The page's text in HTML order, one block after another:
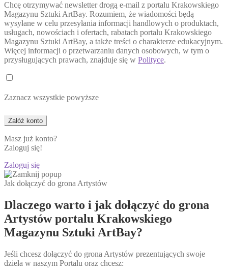
Chcę otrzymywać newsletter drogą e-mail z portalu Krakowskiego
Magazynu Sztuki ArtBay. Rozumiem, że wiadomości będą
wysyłane w celu przesyłania informacji handlowych o produktach,
usługach, nowościach i ofertach, rabatach portalu Krakowskiego
Magazynu Sztuki ArtBay, a także treści o charakterze edukacyjnym.
Więcej informacji o przetwarzaniu danych osobowych, w tym o
przysługujących prawach, znajduje się w Polityce.
Zaznacz wszystkie powyższe
Masz już konto?
Zaloguj się!
Zaloguj się
Jak dołączyć do grona Artystów
Dlaczego warto i jak dołączyć do grona
Artystów portalu Krakowskiego
Magazynu Sztuki ArtBay?
Jeśli chcesz dołączyć do grona Artystów prezentujących swoje
dzieła w naszym Portalu oraz chcesz: